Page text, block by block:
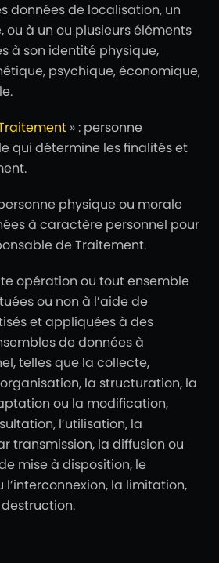
données de localisation, un
ou à un ou plusieurs éléments
à son identité physique,
psychique, économique,
» : personne
qui détermine les finalités et
physique ou morale
à caractère personnel pour
de Traitement.
opération ou tout ensemble
ou non à l’aide de
et appliquées à des
de données à
telles que la collecte,
la structuration, la
ou la modification,
l’utilisation, la
transmission, la diffusion ou
mise à disposition, le
la limitation,